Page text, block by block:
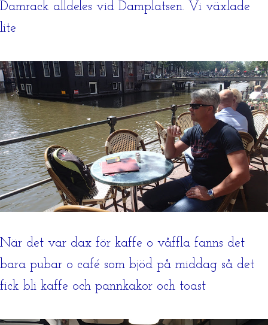
Damrack alldeles vid Damplatsen. Vi växlade
lite
När det var dax för kaffe o våffla fanns det
bara pubar o café som bjöd på middag så det
fick bli kaffe och pannkakor och toast